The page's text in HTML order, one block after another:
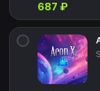
687 ₽